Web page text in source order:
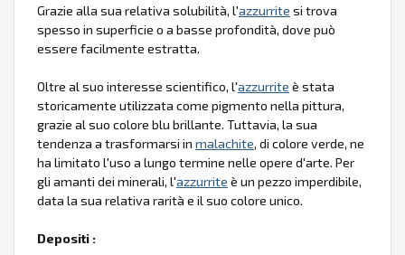
Grazie alla sua relativa solubilità, l'azzurrite si trova
spesso in superficie o a basse profondità, dove può
essere facilmente estratta.
Oltre al suo interesse scientifico, l'azzurrite è stata
storicamente utilizzata come pigmento nella pittura,
grazie al suo colore blu brillante. Tuttavia, la sua
tendenza a trasformarsi in malachite, di colore verde, ne
ha limitato l'uso a lungo termine nelle opere d'arte. Per
gli amanti dei minerali, l'azzurrite è un pezzo imperdibile,
data la sua relativa rarità e il suo colore unico.
Depositi :